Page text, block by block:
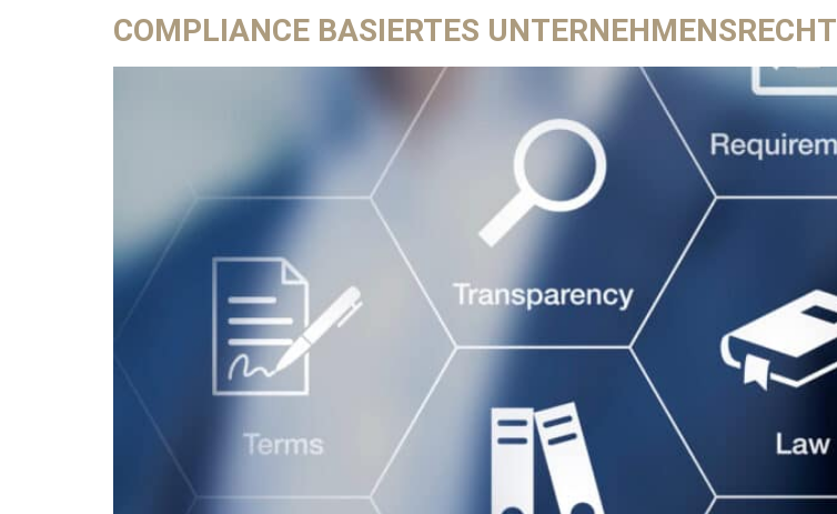
COMPLIANCE BASIERTES UNTERNEHMENSRECHT